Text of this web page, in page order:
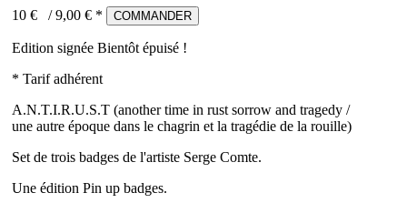
10 € /9,00 € * COMMANDER
Edition signée Bientôt épuisé !
* Tarif adhérent
A.N.T.I.R.U.S.T (another time in rust sorrow and tragedy /
une autre époque dans le chagrin et la tragédie de la rouille)
Set de trois badges de l'artiste Serge Comte.
Une édition Pin up badges.